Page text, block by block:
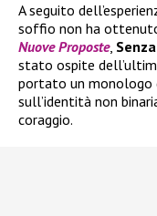
A seguito
soffio non ha
Nuove Proposte,
stato ospite
portato un monologo
sull’identità non
coraggio.